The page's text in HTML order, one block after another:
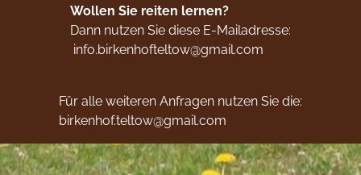
Aktuelles
Wollen Sie reiten lernen?
Dann nutzen Sie diese E-Mailadresse:
info.birkenhofteltow@gmail.com
Für alle weiteren Anfragen nutzen Sie die:
birkenhof.teltow@gmail.com